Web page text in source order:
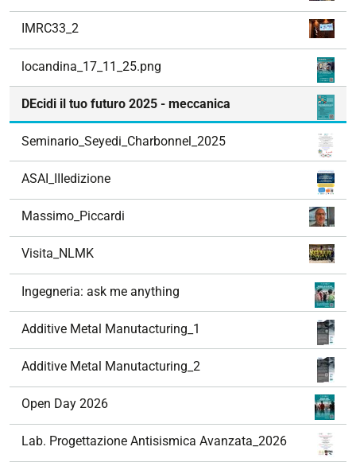
IMRC33_2
locandina_17_11_25.png
DEcidi il tuo futuro 2025 - meccanica
Seminario_Seyedi_Charbonnel_2025
ASAI_IIIedizione
Massimo_Piccardi
Visita_NLMK
Ingegneria: ask me anything
Additive Metal Manutacturing_1
Additive Metal Manutacturing_2
Open Day 2026
Lab. Progettazione Antisismica Avanzata_2026